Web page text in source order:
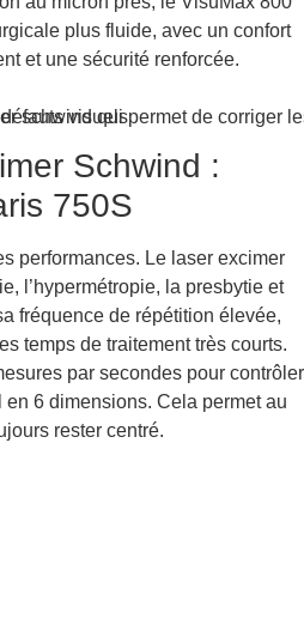
plus fluide, avec un confort
et une sécurité renforcée.
Schwind :
750S
performances. Le laser excimer
l’hypermétropie, la presbytie et
fréquence de répétition élevée,
temps de traitement très courts.
par secondes pour contrôler
6 dimensions. Cela permet au
rester centré.